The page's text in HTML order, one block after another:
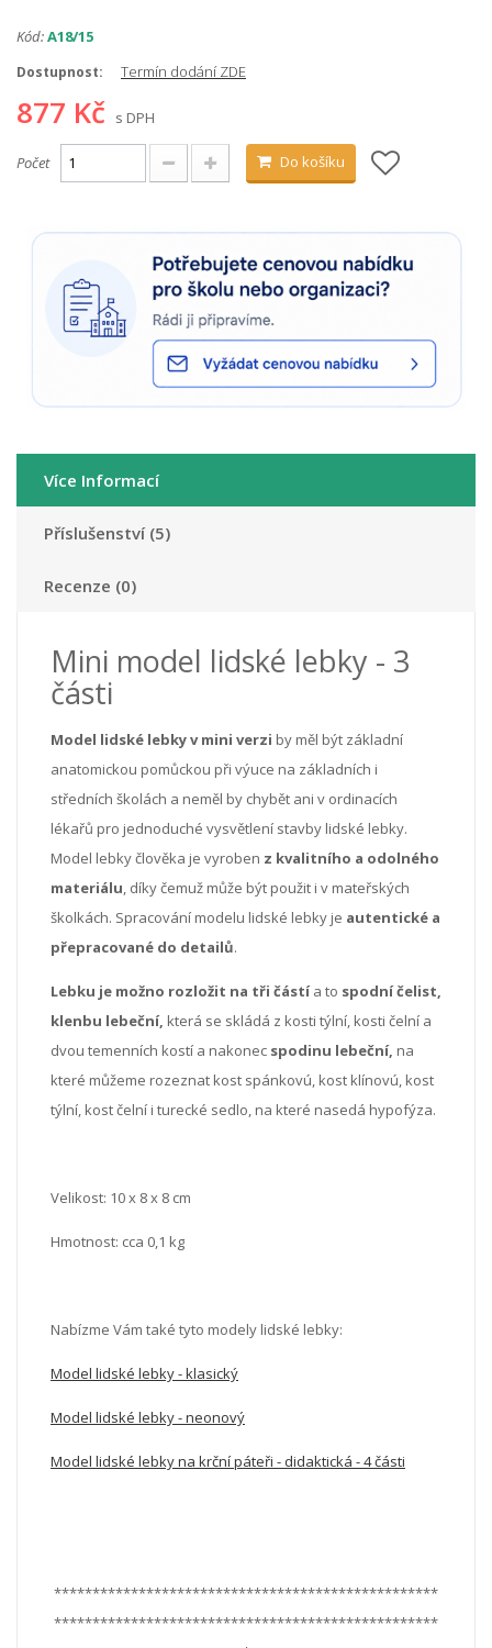
Kód:A18/15
Dostupnost: Termín dodání ZDE
877 Kč s DPH
Počet Do košíku
Více Informací
Příslušenství (5)
Recenze (0)
Mini model lidské lebky - 3
části
Model lidské lebky v mini verzi by měl být základní
anatomickou pomůckou při výuce na základních i
středních školách a neměl by chybět ani v ordinacích
lékařů pro jednoduché vysvětlení stavby lidské lebky.
Model lebky člověka je vyroben z kvalitního a odolného
materiálu, díky čemuž může být použit i v mateřských
školkách. Spracování modelu lidské lebky je autentické a
přepracované do detailů.
Lebku je možno rozložit na tři částía to spodní čelist,
klenbu lebeční, která se skládá z kosti týlní, kosti čelní a
dvou temenních kostí a nakonec spodinu lebeční, na
které můžeme rozeznat kost spánkovú, kost klínovú, kost
týlní, kost čelní i turecké sedlo, na které nasedá hypofýza.
Velikost: 10 x 8 x 8 cm
Hmotnost: cca 0,1 kg
Nabízme Vám také tyto modely lidské lebky:
Model lidské lebky - klasický
Model lidské lebky - neonový
Model lidské lebky na krční páteři - didaktická - 4 části
**************************************************
**************************************************